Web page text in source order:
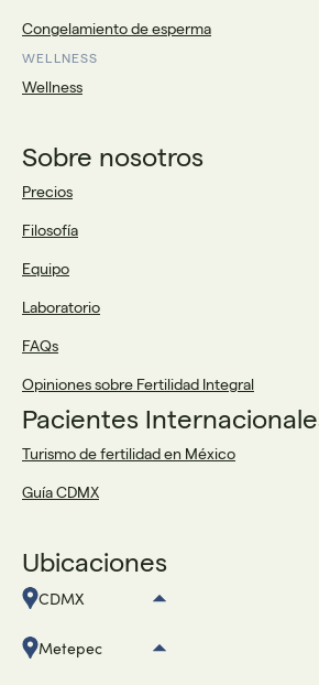
Congelamiento de esperma
WELLNESS
Wellness
Sobre nosotros
Precios
Filosofía
Equipo
Laboratorio
FAQs
Opiniones sobre Fertilidad Integral
Pacientes
Turismo de fertilidad en México
Guía CDMX
Ubicaciones
CDMX
Metepec